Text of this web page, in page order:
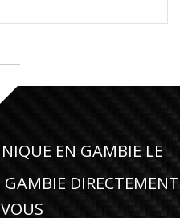
EN GAMBIE LE
DIRECTEMENT